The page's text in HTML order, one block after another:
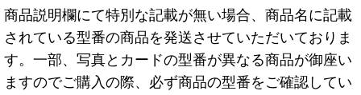
商品説明欄にて特別な記載が無い場合、商品名に記載
されている型番の商品を発送させていただいておりま
す。一部、写真とカードの型番が異なる商品が御座い
ますのでご購入の際、必ず商品の型番をご確認してい